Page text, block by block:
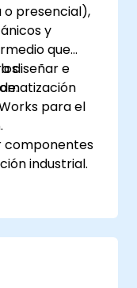
o presencial),
y
que
diseñar e
para el
componentes
industrial.